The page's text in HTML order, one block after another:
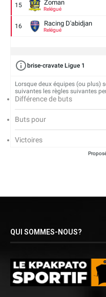
15 Zoman
Relégué
16 Racing D'abidjan
Relégué
brise-cravate Ligue 1
Lorsque deux équipes (ou plus)
suivantes les règles suivantes
Différence de buts
Buts pour
Victoires
QUI SOMMES-NOUS?